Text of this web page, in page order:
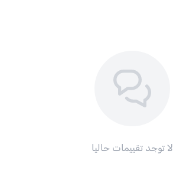
لا توجد تقييمات حاليا